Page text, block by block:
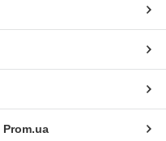
Prom.ua